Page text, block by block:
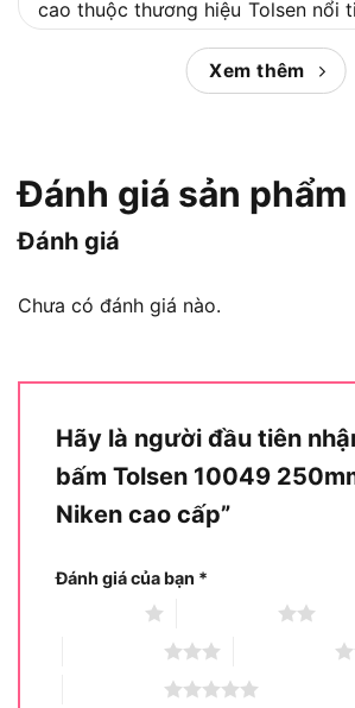
cao thuộc thương hiệu Tolsen nổi
cầu độ chính xác và độ bền.
sáng bóng, sản phẩm không chỉ
năng của kìm bấm này trong các
Công dụng chính của Kìm
Xem thêm
Đánh giá sản phẩm
Đánh giá
Chưa có đánh giá nào.
Hãy là người đầu tiên
bấm Tolsen 10049
Niken cao cấp”
Đánh giá của bạn *